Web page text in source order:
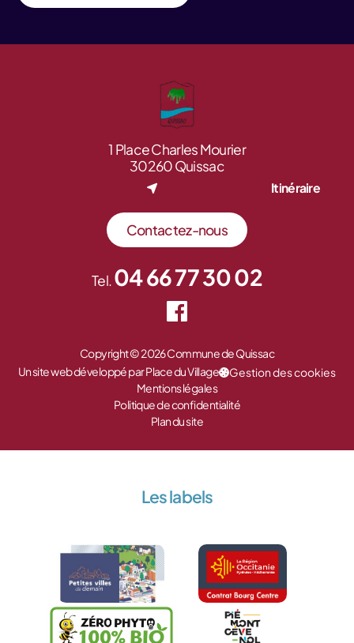
1 Place Charles Mourier
30260 Quissac
Itinéraire
Contactez-nous
Tel.04 66 77 30 02
Copyright © 2026 Commune de Quissac
Un site web développé par Place du Village
Gestion des cookies
Mentions légales
Politique de confidentialité
Plan du site
Les labels